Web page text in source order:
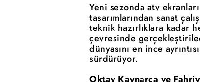
Yeni sezonda atv
tasarımlarından sanat
teknik hazırlıklara kadar
çevresinde
dünyasını en ince
sürdürüyor.
Oktay Kaynarca ve